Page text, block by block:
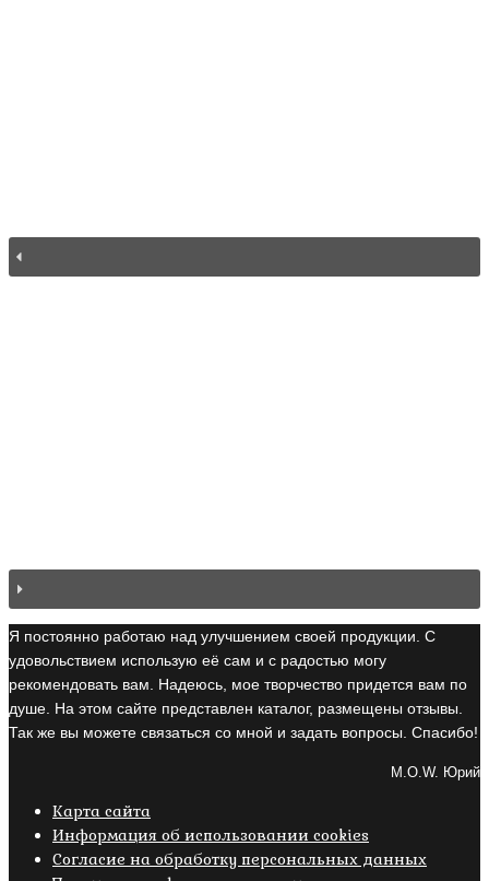
Я постоянно работаю над улучшением своей продукции. С
удовольствием использую её сам и с радостью могу
рекомендовать вам. Надеюсь, мое творчество придется вам по
душе. На этом сайте представлен каталог, размещены отзывы.
Так же вы можете связаться со мной и задать вопросы. Спасибо!
M.O.W. Юрий
Карта сайта
Информация об использовании cookies
Cогласие на обработку персональных данных